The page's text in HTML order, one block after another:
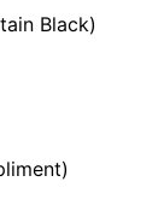
Black)